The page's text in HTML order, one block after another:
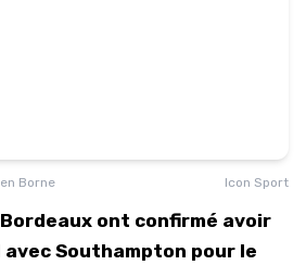
Borne Icon Sport
ont confirmé avoir
Southampton pour le